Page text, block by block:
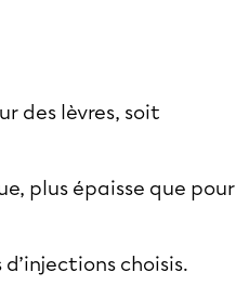
des lèvres, soit
plus épaisse que pour
choisis.